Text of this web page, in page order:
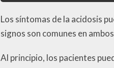
Los síntomas de la acidosis
signos son comunes en
Al principio, los pacientes